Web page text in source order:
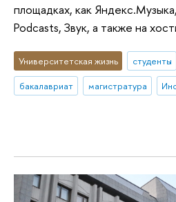
площадках, как
Podcasts, Звук, а также на
Университетская жизнь студенты
бакалавриат
магистратура